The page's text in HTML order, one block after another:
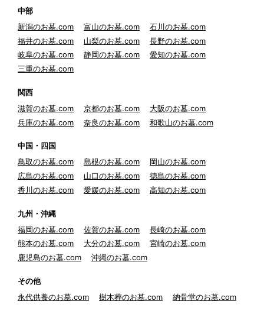
中部
新潟のお墓.com
富山のお墓.com
石川のお墓.com
福井のお墓.com
山梨のお墓.com
長野のお墓.com
岐阜のお墓.com
静岡のお墓.com
愛知のお墓.com
三重のお墓.com
関西
滋賀のお墓.com
京都のお墓.com
大阪のお墓.com
兵庫のお墓.com
奈良のお墓.com 和歌山のお墓.com
中国・四国
鳥取のお墓.com
島根のお墓.com
岡山のお墓.com
広島のお墓.com
山口のお墓.com
徳島のお墓.com
香川のお墓.com
愛媛のお墓.com 高知のお墓.com
九州・沖縄
福岡のお墓.com
佐賀のお墓.com
長崎のお墓.com
熊本のお墓.com
大分のお墓.com
宮崎のお墓.com
鹿児島のお墓.com
沖縄のお墓.com
その他
永代供養のお墓.com
樹木葬のお墓.com 納骨堂のお墓.com